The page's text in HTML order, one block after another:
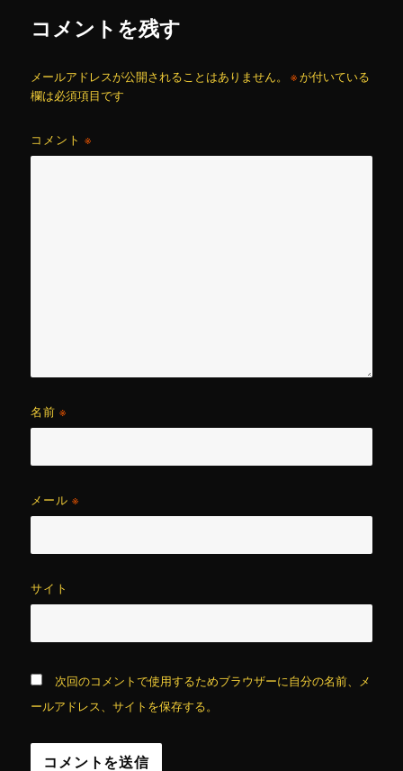
コメントを残す
メールアドレスが公開されることはありません。 ※が付いている
欄は必須項目です
コメント※
名前※
メール※
サイト
次回のコメントで使用するためブラウザーに自分の名前、メ
ールアドレス、サイトを保存する。